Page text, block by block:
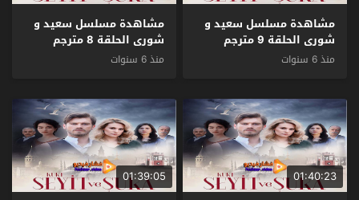
مشاهدة مسلسل سعيد و
شورى الحلقة 9 مترجم
منذ 6 سنوات
مشاهدة مسلسل سعيد و
شورى الحلقة 8 مترجم
منذ 6 سنوات
01:40:23
01:39:05